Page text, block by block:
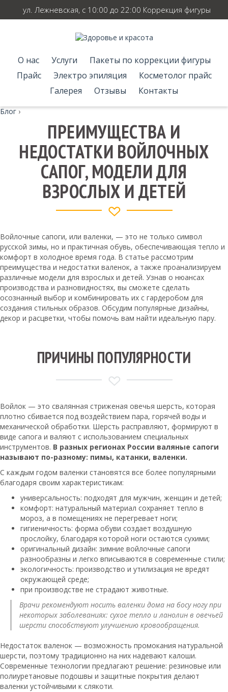
ул. Лежневская, с 10:00 до 22:00 Коррекция фигуры
О нас Услуги
Пакеты по коррекции фигуры
Прайс
Электро эпиляция
Косметолог прайс
Галерея
Отзывы Контакты
Блог ›
ПРЕИМУЩЕСТВА И
НЕДОСТАТКИ ВОЙЛОЧНЫХ
САПОГ, МОДЕЛИ ДЛЯ
ВЗРОСЛЫХ И ДЕТЕЙ
Войлочные сапоги, или валенки, — это не только символ
русской зимы, но и практичная обувь, обеспечивающая тепло и
комфорт в холодное время года. В статье рассмотрим
преимущества и недостатки валенок, а также проанализируем
различные модели для взрослых и детей. Узнав о нюансах
производства и разновидностях, вы сможете сделать
осознанный выбор и комбинировать их с гардеробом для
создания стильных образов. Обсудим популярные дизайны,
декор и расцветки, чтобы помочь вам найти идеальную пару.
ПРИЧИНЫ ПОПУЛЯРНОСТИ
Войлок — это свалянная стриженая овечья шерсть, которая
плотно сбивается под воздействием пара, горячей воды и
механической обработки. Шерсть расправляют, формируют в
виде сапога и валяют с использованием специальных
инструментов. В разных регионах России валяные сапоги
называют по-разному: пимы, катанки, валенки.
С каждым годом валенки становятся все более популярными
благодаря своим характеристикам:
универсальность: подходят для мужчин, женщин и детей;
комфорт: натуральный материал сохраняет тепло в
мороз, а в помещениях не перегревает ноги;
гигиеничность: форма обуви создает воздушную
прослойку, благодаря которой ноги остаются сухими;
оригинальный дизайн: зимние войлочные сапоги
разнообразны и легко вписываются в современные стили;
экологичность: производство и утилизация не вредят
окружающей среде;
при производстве не страдают животные.
Врачи рекомендуют носить валенки дома на босу ногу при
некоторых заболеваниях: сухое тепло и ланолин в овечьей
шерсти способствуют улучшению кровообращения.
Недостаток валенок — возможность промокания натуральной
шерсти, поэтому традиционно на них надевают калоши.
Современные технологии предлагают решение: резиновые или
полиуретановые подошвы и защитные покрытия делают
валенки устойчивыми к слякоти.